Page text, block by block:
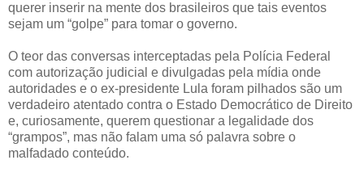
querer inserir na mente dos brasileiros que tais eventos
sejam um “golpe” para tomar o governo.
O teor das conversas interceptadas pela Polícia Federal
com autorização judicial e divulgadas pela mídia onde
autoridades e o ex-presidente Lula foram pilhados são um
verdadeiro atentado contra o Estado Democrático de Direito
e, curiosamente, querem questionar a legalidade dos
“grampos”, mas não falam uma só palavra sobre o
malfadado conteúdo.